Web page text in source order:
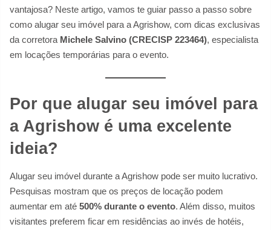
vantajosa? Neste artigo, vamos te guiar passo a passo sobre
como alugar seu imóvel para a Agrishow, com dicas exclusivas
da corretora Michele Salvino (CRECISP 223464), especialista
em locações temporárias para o evento.
Por que alugar seu imóvel para
a Agrishow é uma excelente
ideia?
Alugar seu imóvel durante a Agrishow pode ser muito lucrativo.
Pesquisas mostram que os preços de locação podem
aumentar em até 500% durante o evento. Além disso, muitos
visitantes preferem ficar em residências ao invés de hotéis,